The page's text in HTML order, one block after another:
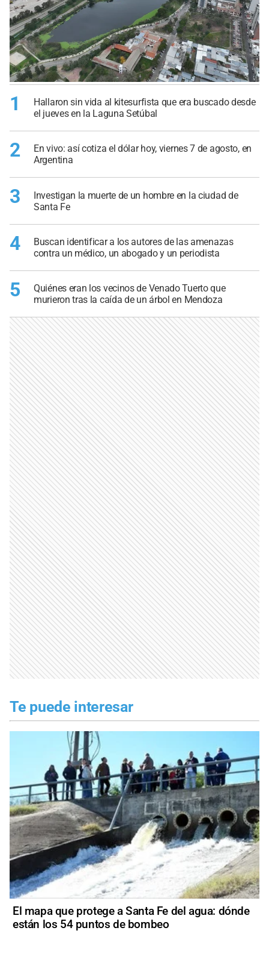
1
Hallaron sin vida al kitesurfista que era buscado desde
el jueves en la Laguna Setúbal
2
En vivo: así cotiza el dólar hoy, viernes 7 de agosto, en
Argentina
3
Investigan la muerte de un hombre en la ciudad de
Santa Fe
4
Buscan identificar a los autores de las amenazas
contra un médico, un abogado y un periodista
5
Quiénes eran los vecinos de Venado Tuerto que
murieron tras la caída de un árbol en Mendoza
Te puede interesar
El mapa que protege a Santa Fe del agua: dónde
están los 54 puntos de bombeo